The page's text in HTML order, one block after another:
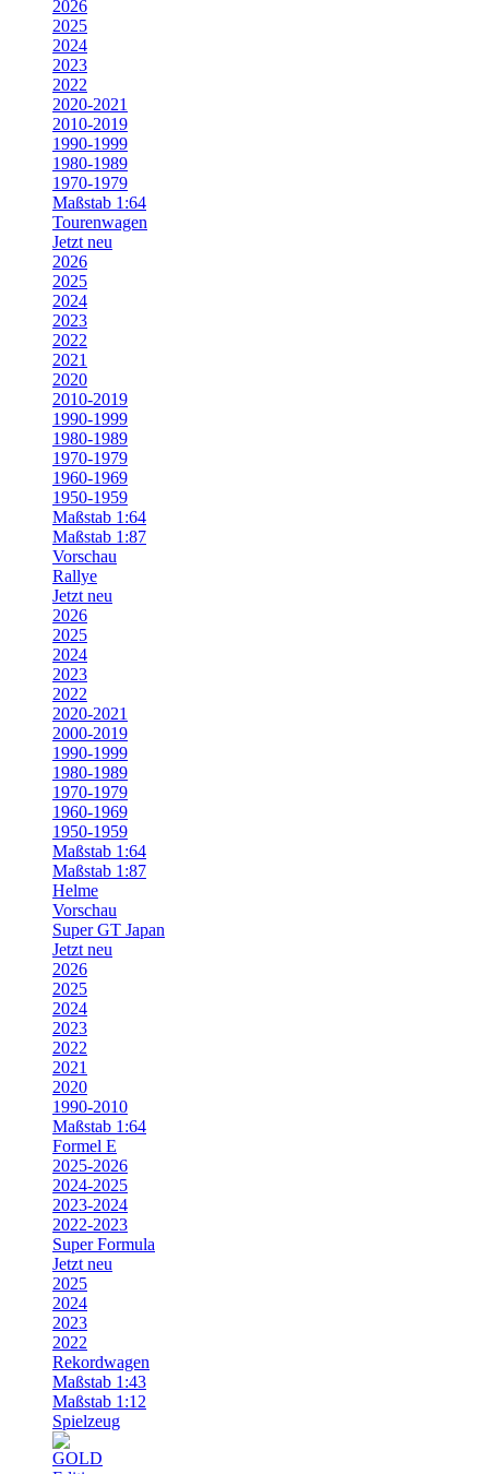
2026
2025
2024
2023
2022
2020-2021
2010-2019
1990-1999
1980-1989
1970-1979
Maßstab 1:64
Tourenwagen
Jetzt neu
2026
2025
2024
2023
2022
2021
2020
2010-2019
1990-1999
1980-1989
1970-1979
1960-1969
1950-1959
Maßstab 1:64
Maßstab 1:87
Vorschau
Rallye
Jetzt neu
2026
2025
2024
2023
2022
2020-2021
2000-2019
1990-1999
1980-1989
1970-1979
1960-1969
1950-1959
Maßstab 1:64
Maßstab 1:87
Helme
Vorschau
Super GT Japan
Jetzt neu
2026
2025
2024
2023
2022
2021
2020
1990-2010
Maßstab 1:64
Formel E
2025-2026
2024-2025
2023-2024
2022-2023
Super Formula
Jetzt neu
2025
2024
2023
2022
Rekordwagen
Maßstab 1:43
Maßstab 1:12
Spielzeug